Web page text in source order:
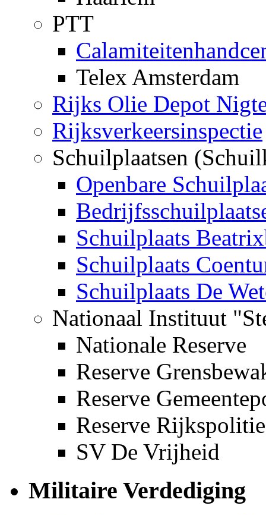
PTT
Telex Amsterdam
Rijks Olie Depot
Rijksverkeersinspectie
Schuilplaatsen
Openbare
Schuilplaats
Schuilplaats
Schuilplaats De
Nationaal Instituut
Nationale Reserve
Reserve
Reserve
Reserve Rijkspolitie
SV De Vrijheid
Militaire Verdediging